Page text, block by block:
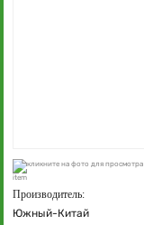
кликните на фото для просмотра
Производитель:
Южный-Китай